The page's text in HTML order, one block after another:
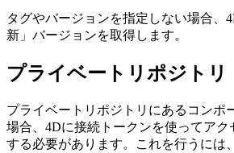
タグやバージョンを指定しない場合、
新」バージョンを取得します。
プライベートリポジトリ
プライベートリポジトリにあるコンポ
場合、4Dに接続トークンを使ってア
する必要があります。これを行うには